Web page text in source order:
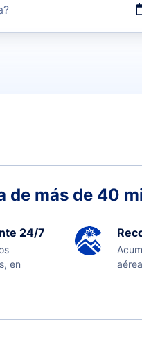
de más de 40
24/7
en